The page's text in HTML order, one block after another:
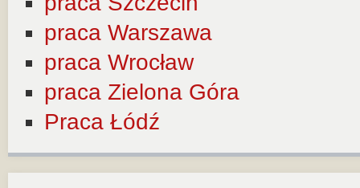
praca Warszawa
praca Wrocław
praca Zielona Góra
Praca Łódź